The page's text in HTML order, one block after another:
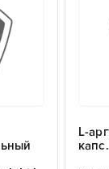
L-
капс.